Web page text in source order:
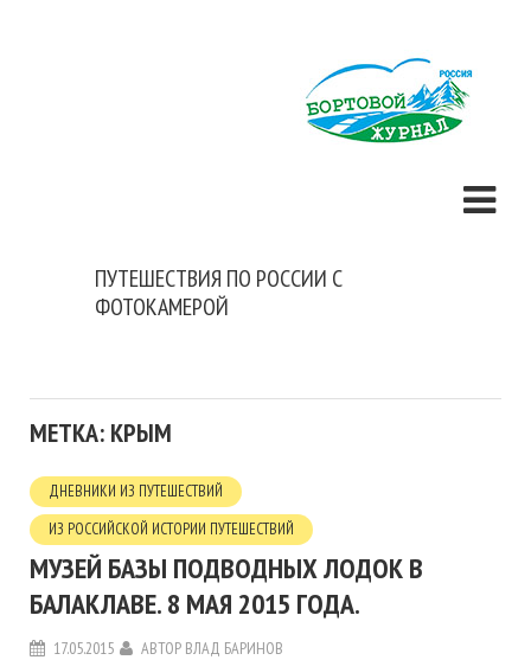
ПУТЕШЕСТВИЯ ПО РОССИИ С
ФОТОКАМЕРОЙ
МЕТКА: КРЫМ
ДНЕВНИКИ ИЗ ПУТЕШЕСТВИЙ
ИЗ РОССИЙСКОЙ ИСТОРИИ ПУТЕШЕСТВИЙ
МУЗЕЙ БАЗЫ ПОДВОДНЫХ ЛОДОК В
БАЛАКЛАВЕ. 8 МАЯ 2015 ГОДА.
17.05.2015 АВТОР ВЛАД БАРИНОВ